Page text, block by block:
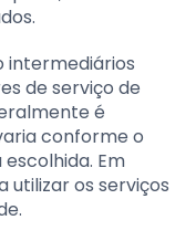
intermediários
de serviço de
é
conforme o
Em
utilizar os serviços